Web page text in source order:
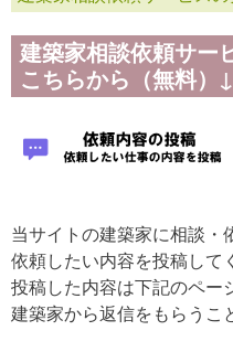
建築家相談依頼サー
こちらから（無料）↓
当サイトの建築家に相談・
依頼したい内容を投稿して
投稿した内容は下記のペー
建築家から返信をもらうこ